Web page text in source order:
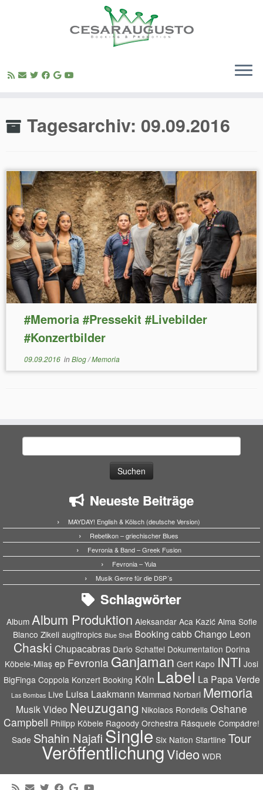
Inhalt
springenTagesarchiv: 09.09.2016
#Memoria #Pressekit #Livebilder
#Konzertbilder
09.09.2016inBlog/Memoria
Neueste Beiträge
MAYDAY! English & Kölsch (deutsche Version)
Rebetikon – griechischer Blues
Fevronia & Band – Greek Fusion
Fevronia – Yula
Musik Genre für die DSP´s
Schlagwörter
Album Album Produktion Aleksandar Aca Kazić Alma Sofie
Blanco Zikeli augitropics Blue Shell Booking cabbChango Leon
Chaski Chupacabras Dario Schattel Dokumentation Dorina
Köbele-Milaş ep Fevronia Ganjaman Gert Kapo INTI Josi
BigFinga Coppola Konzert Booking Köln Label La Papa Verde
Las Bombas Live Luisa Laakmann Mammad Norbari Memoria
Musik Video Neuzugang Nikolaos Rondelis Oshane
Campbell Philipp Köbele Ragoody Orchestra Rásquele Compádre!
Sade Shahin Najafi Single Six Nation Startline Tour
VeröffentlichungVideo WDR